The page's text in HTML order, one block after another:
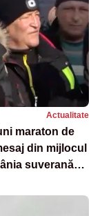
Actualitate
maraton de
din mijlocul
suverană